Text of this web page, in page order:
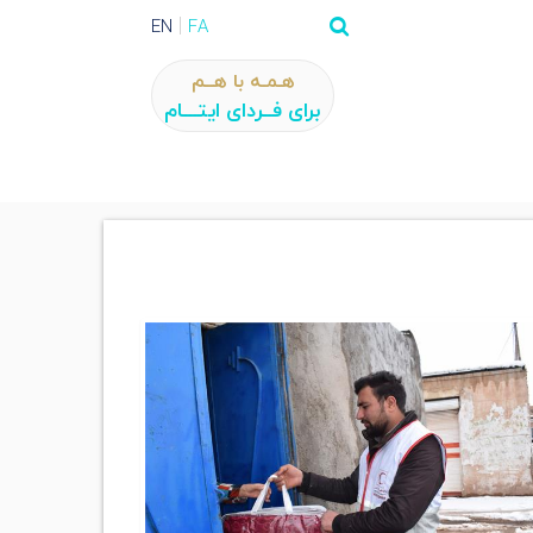
FA
EN
هـمـه با هــم
برای فــردای ایتـــام